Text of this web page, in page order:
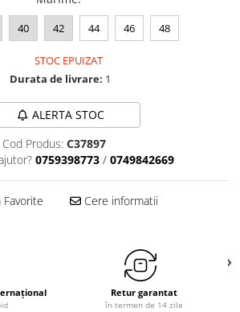
40 42 44 46 48
STOC EPUIZAT
Durata de livrare: 1
ALERTA STOC
Cod Produs: C37897
0759398773 / 0749842669
Cere informatii
Retur garantat
în termen de 14 zile